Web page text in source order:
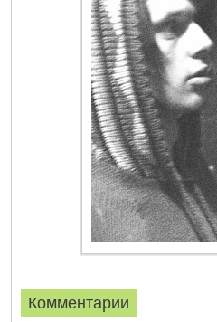
Комментарии